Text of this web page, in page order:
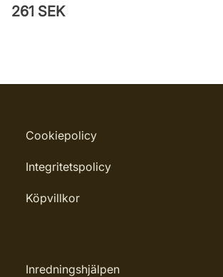
261 SEK
Cookiepolicy
Integritetspolicy
Köpvillkor
Inredningshjälpen